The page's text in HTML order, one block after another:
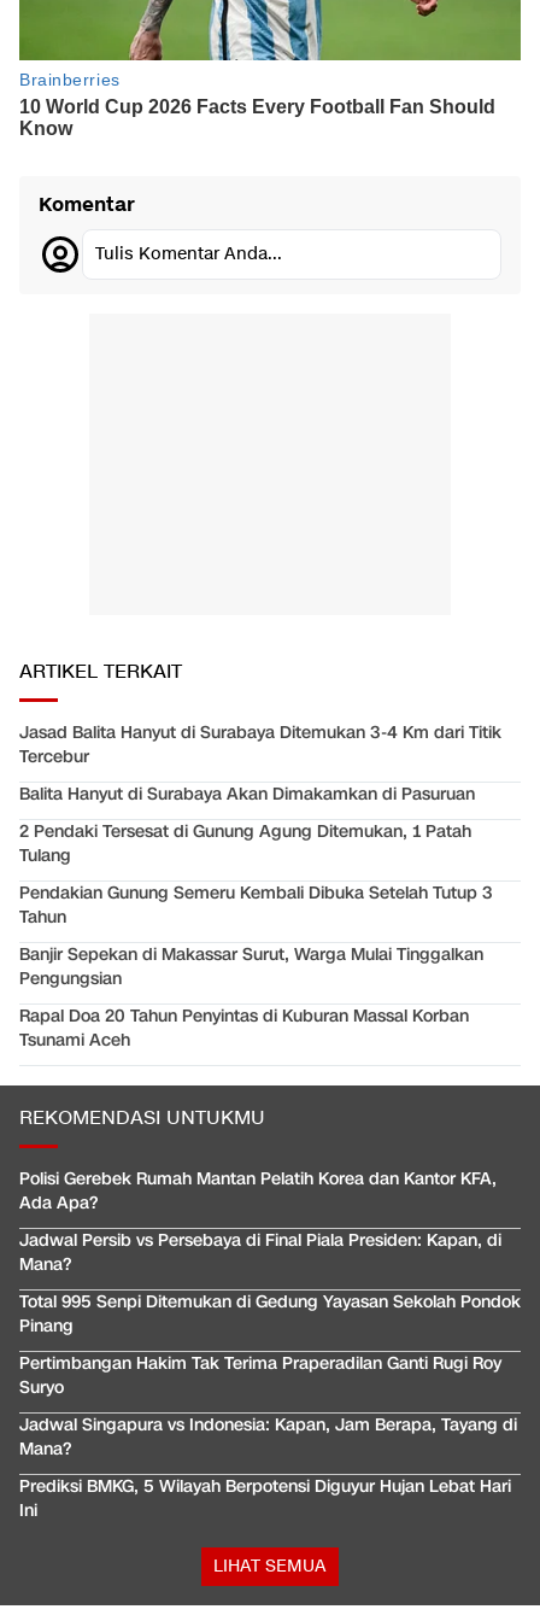
Komentar
Tulis Komentar Anda...
ARTIKEL TERKAIT
Jasad Balita Hanyut di Surabaya Ditemukan 3-4 Km dari Titik
Tercebur
Balita Hanyut di Surabaya Akan Dimakamkan di Pasuruan
2 Pendaki Tersesat di Gunung Agung Ditemukan, 1 Patah
Tulang
Pendakian Gunung Semeru Kembali Dibuka Setelah Tutup 3
Tahun
Banjir Sepekan di Makassar Surut, Warga Mulai Tinggalkan
Pengungsian
Rapal Doa 20 Tahun Penyintas di Kuburan Massal Korban
Tsunami Aceh
REKOMENDASI UNTUKMU
Polisi Gerebek Rumah Mantan Pelatih Korea dan Kantor KFA,
Ada Apa?
Jadwal Persib vs Persebaya di Final Piala Presiden: Kapan, di
Mana?
Total 995 Senpi Ditemukan di Gedung Yayasan Sekolah Pondok
Pinang
Pertimbangan Hakim Tak Terima Praperadilan Ganti Rugi Roy
Suryo
Jadwal Singapura vs Indonesia: Kapan, Jam Berapa, Tayang di
Mana?
Prediksi BMKG, 5 Wilayah Berpotensi Diguyur Hujan Lebat Hari
Ini
LIHAT SEMUA